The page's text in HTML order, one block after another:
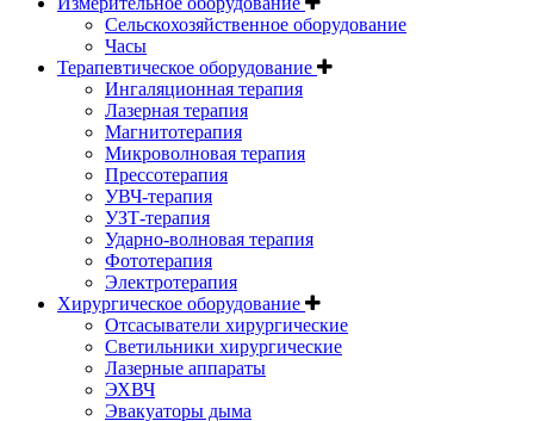
Сельскохозяйственное оборудование
Часы
Терапевтическое оборудование
Ингаляционная терапия
Лазерная терапия
Магнитотерапия
Микроволновая терапия
Прессотерапия
УВЧ-терапия
УЗТ-терапия
Ударно-волновая терапия
Фототерапия
Электротерапия
Хирургическое оборудование
Отсасыватели хирургические
Светильники хирургические
Лазерные аппараты
ЭХВЧ
Эвакуаторы дыма